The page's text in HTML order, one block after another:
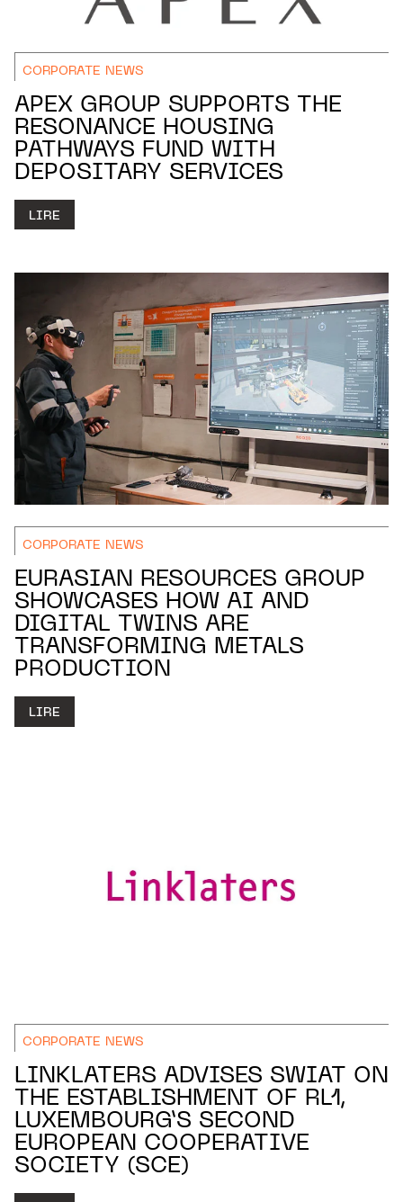
CORPORATE NEWS
APEX GROUP SUPPORTS THE
RESONANCE HOUSING
PATHWAYS FUND WITH
DEPOSITARY SERVICES
LIRE
CORPORATE NEWS
EURASIAN RESOURCES GROUP
SHOWCASES HOW AI AND
DIGITAL TWINS ARE
TRANSFORMING METALS
PRODUCTION
LIRE
CORPORATE NEWS
LINKLATERS ADVISES SWIAT ON
THE ESTABLISHMENT OF RL1,
LUXEMBOURG’S SECOND
EUROPEAN COOPERATIVE
SOCIETY (SCE)